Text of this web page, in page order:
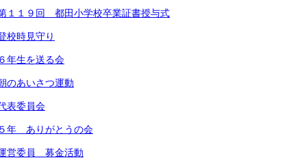
１１９回 都田小学校卒業証書授与式
校時見守り
６年生を送る会
のあいさつ運動
表委員会
５年 ありがとうの会
営委員 募金活動